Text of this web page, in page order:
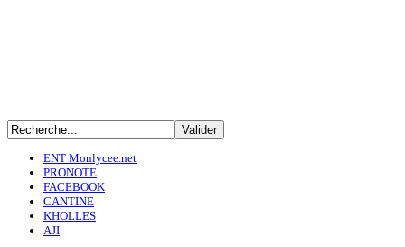
ENT Monlycee.net
PRONOTE
FACEBOOK
CANTINE
KHOLLES
AJI